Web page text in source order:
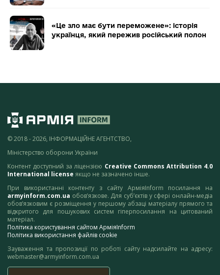
«Це зло має бути переможене»: історія
українця, який пережив російський полон
© 2018 - 2026, ІНФОРМАЦІЙНЕ АГЕНТСТВО,
Міністерство оборони України
Контент доступний за ліцензією Creative Commons Attribution 4.0
International license якщо не зазначено інше.
При використанні контенту з сайту АрміяInform посилання на
armyinform.com.ua обов’язкове. Для суб’єктів у сфері онлайн-медіа
обов’язковим є розміщення у першому абзаці матеріалу прямого та
відкритого для пошукових систем гіперпосилання на цитований
матеріал.
Політика користування сайтом АрміяInform
Політика використання файлів cookie
Зауваження та пропозиції по роботі сайту надсилайте на адресу:
webmaster@armyinform.com.ua